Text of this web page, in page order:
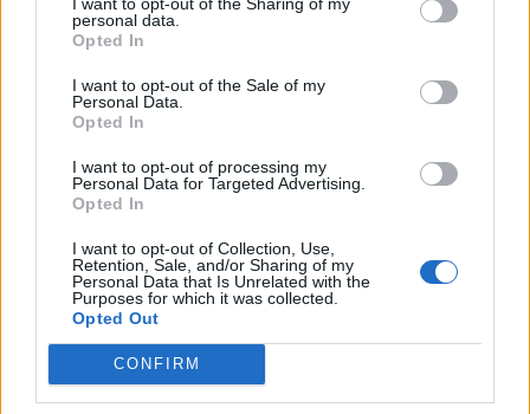
personal data.
Opted In
I want to opt-out of the Sale of my
Personal Data.
Opted In
I want to opt-out of processing my
Personal Data for Targeted Advertising.
Opted In
I want to opt-out of Collection, Use,
Retention, Sale, and/or Sharing of my
Personal Data that Is Unrelated with the
Purposes for which it was collected.
Opted Out
CONFIRM
Δούκισσα Νομικού: Μπορεί να γίνει ακόμα πιο
συγκινητική μετά από αυτό το post;